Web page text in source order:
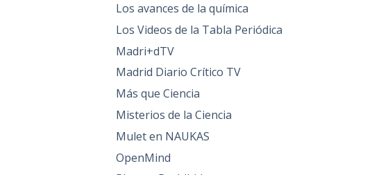
Los avances de la química
Los Videos de la Tabla Periódica
Madri+dTV
Madrid Diario Crítico TV
Más que Ciencia
Misterios de la Ciencia
Mulet en NAUKAS
OpenMind